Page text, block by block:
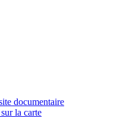
documentaire
la carte